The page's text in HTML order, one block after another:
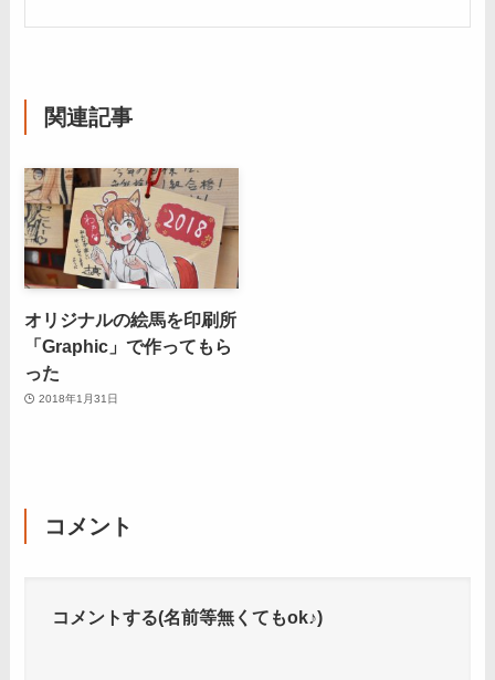
関連記事
オリジナルの絵馬を印刷所
「Graphic」で作ってもら
った
2018年1月31日
コメント
コメントする(名前等無くてもok♪)